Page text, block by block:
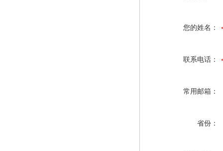
您的姓名：
联系电话：
常用邮箱：
省份：